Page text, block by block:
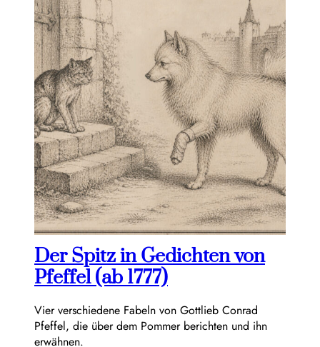
Der Spitz in Gedichten von
Pfeffel (ab 1777)
Vier verschiedene Fabeln von Gottlieb Conrad
Pfeffel, die über dem Pommer berichten und ihn
erwähnen.